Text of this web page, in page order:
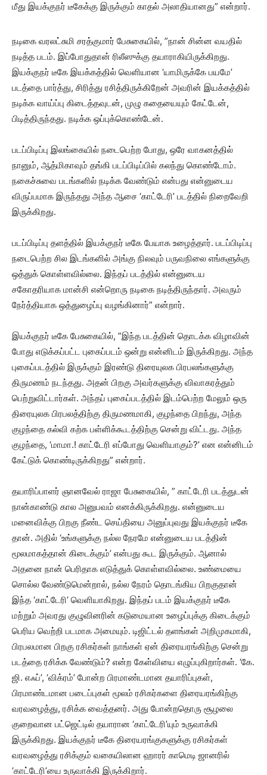
மீது இயக்குநர் டீகேக்கு இருக்கும் காதல் அலாதியானது” என்றார்.
நடிகை வரலட்சுமி சரத்குமார் பேசுகையில், ”நான் சின்ன வயதில்
நடித்த படம். இப்போதுதான் ரிலீஸுக்கு தயாராகியிருக்கிறது.
இயக்குநர் டீகே இயக்கத்தில் வெளியான ‘யாமிருக்கே பயமே’
படத்தை பார்த்து, சிரித்து ரசித்திருக்கிறேன் அவரின் இயக்கத்தில்
நடிக்க வாய்ப்பு கிடைத்தவுடன், முழு கதையையும் கேட்டேன்,
பிடித்திருந்தது. நடிக்க ஒப்புக்கொண்டேன்.
படப்பிடிப்பு இலங்கையில் நடைபெற்ற போது, ஒரே வாகனத்தில்
நானும், ஆத்மிகாவும் தங்கி படப்பிடிப்பில் கலந்து கொண்டோம்.
நகைச்சுவை படங்களில் நடிக்க வேண்டும் என்பது என்னுடைய
விருப்பமாக இருந்தது அந்த ஆசை ‘காட்டேரி’ படத்தில் நிறைவேறி
இருக்கிறது.
படப்பிடிப்பு தளத்தில் இயக்குநர் டீகே பேயாக உழைத்தார். படப்பிடிப்பு
நடைபெற்ற சில இடங்களில் அங்கு நிலவும் பருவநிலை எங்களுக்கு
ஒத்துக் கொள்ளவில்லை. இந்தப் படத்தில் என்னுடைய
சகோதரியாக மான்சி என்றொரு நடிகை நடித்திருந்தார். அவரும்
நேர்த்தியாக ஒத்துழைப்பு வழங்கினார்” என்றார்.
இயக்குநர் டீகே பேசுகையில், ”இந்த படத்தின் தொடக்க விழாவின்
போது எடுக்கப்பட்ட புகைப்படம் ஒன்று என்னிடம் இருக்கிறது. அந்த
புகைப்படத்தில் இருக்கும் இரண்டு திரையுலக பிரபலங்களுக்கு
திருமணம் நடந்தது. அதன் பிறகு அவர்களுக்கு விவாகரத்தும்
பெற்றுவிட்டார்கள். அந்தப் புகைப்படத்தில் இடம்பெற்ற மேலும் ஒரு
திரையுலக பிரபலத்திற்கு திருமணமாகி, குழந்தை பிறந்து, அந்த
குழந்தை கல்வி கற்க பள்ளிக்கூடத்திற்கு சென்று விட்டது. அந்த
குழந்தை, ‘மாமா.! காட்டேரி எப்போது வெளியாகும்?’ என என்னிடம்
கேட்டுக் கொண்டிருக்கிறது” என்றார்.
தயாரிப்பாளர் ஞானவேல் ராஜா பேசுகையில், ” காட்டேரி படத்துடன்
நான்காண்டு கால அனுபவம் எனக்கிருக்கிறது. என்னுடைய
மனைவிக்கு பிறகு நீண்ட செய்தியை அனுப்புவது இயக்குநர் டீகே
தான். அதில் ‘உங்களுக்கு நல்ல நேரமே என்னுடைய படத்தின்
மூலமாகத்தான் கிடைக்கும்’ என்பது கூட இருக்கும். ஆனால்
அதனை நான் பெரிதாக எடுத்துக் கொள்ளவில்லை. உண்மையை
சொல்ல வேண்டுமென்றால், நல்ல நேரம் தொடங்கிய பிறகுதான்
இந்த ‘காட்டேரி’ வெளியாகிறது. இந்தப் படம் இயக்குநர் டீகே
மற்றும் அவரது குழுவினரின் கடுமையான உழைப்புக்கு கிடைக்கும்
பெரிய வெற்றி படமாக அமையும். டிஜிட்டல் தளங்கள் அறிமுகமாகி,
பிரபலமான பிறகு ரசிகர்கள் நாங்கள் ஏன் திரையரங்கிற்கு சென்று
படத்தை ரசிக்க வேண்டும்? என்ற கேள்வியை எழுப்புகிறார்கள். ‘கே.
ஜி. எஃப்’, ‘விக்ரம்’ போன்ற பிரமாண்டமான தயாரிப்புகள்,
பிரமாண்டமான படைப்புகள் மூலம் ரசிகர்களை திரையரங்கிற்கு
வரவழைத்து, ரசிக்க வைத்தனர். அது போன்றதொரு சூழலை
குறைவான பட்ஜெட்டில் தயாரான ‘காட்டேரி’யும் உருவாக்கி
இருக்கிறது. இயக்குநர் டீகே திரையரங்குகளுக்கு ரசிகர்கள்
வரவழைத்து ரசிக்கும் வகையிலான ஹாரர் காமெடி ஜானரில்
‘காட்டேரி’யை உருவாக்கி இருக்கிறார்.